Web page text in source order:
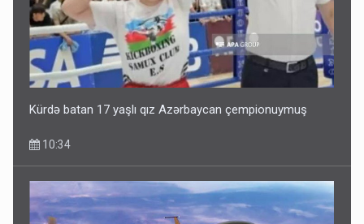
Kürdə batan 17 yaşlı qız Azərbaycan çempionuymuş
10:34